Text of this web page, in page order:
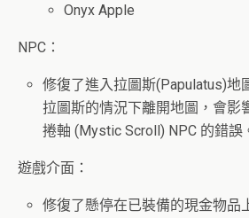
Onyx Apple
NPC：
修復了進入拉圖斯(Papulatus)地
拉圖斯的情況下離開地圖，會影
捲軸 (Mystic Scroll) NPC 的錯誤
遊戲介面：
修復了懸停在已裝備的現金物品